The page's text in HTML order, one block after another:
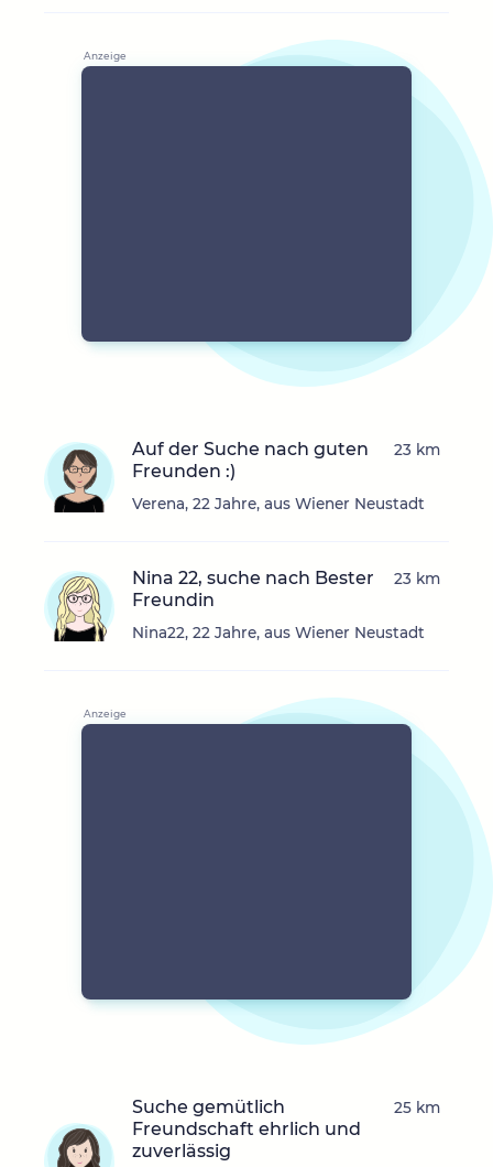
Auf der Suche nach guten
Freunden :)
Verena, 22 Jahre, aus Wiener Neustadt
23 km
Nina 22, suche nach Bester
Freundin
Nina22, 22 Jahre, aus Wiener Neustadt
23 km
Suche gemütlich
Freundschaft ehrlich und
zuverlässig
25 km